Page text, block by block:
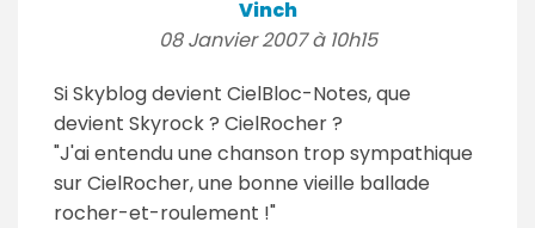
Vinch
08 Janvier 2007 à 10h15
Si Skyblog devient CielBloc-Notes, que
devient Skyrock ? CielRocher ?
"J'ai entendu une chanson trop sympathique
sur CielRocher, une bonne vieille ballade
rocher-et-roulement !"